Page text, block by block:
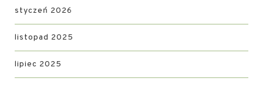
styczeń 2026
listopad 2025
lipiec 2025